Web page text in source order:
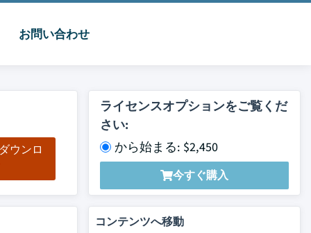
お問い合わせ
ウンロ
ライセンスオプションをご覧くだ
さい:
から始まる: $2,450
今すぐ購入
コンテンツへ移動